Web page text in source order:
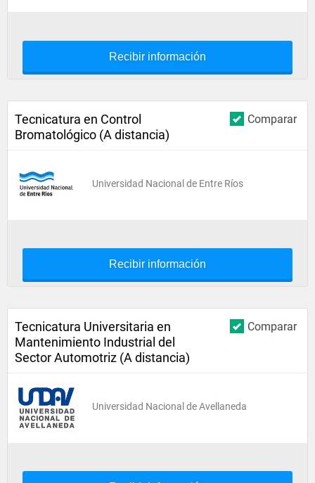
Recibir información
Comparar
Tecnicatura en Control
Bromatológico (A distancia)
Universidad Nacional de Entre Ríos
Recibir información
Comparar
Tecnicatura Universitaria en
Mantenimiento Industrial del
Sector Automotriz (A distancia)
Universidad Nacional de Avellaneda